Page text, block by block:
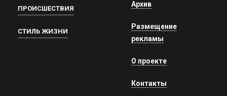
ПРОИСШЕСТВИЯ
СТИЛЬ ЖИЗНИ
Архив
Размещение
рекламы
О проекте
Контакты